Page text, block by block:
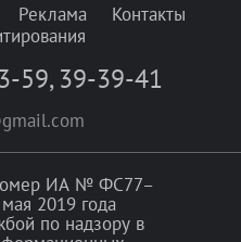
Реклама
Контакты
59, 39-39-41
ИА № ФС77–
2019 года
по надзору в